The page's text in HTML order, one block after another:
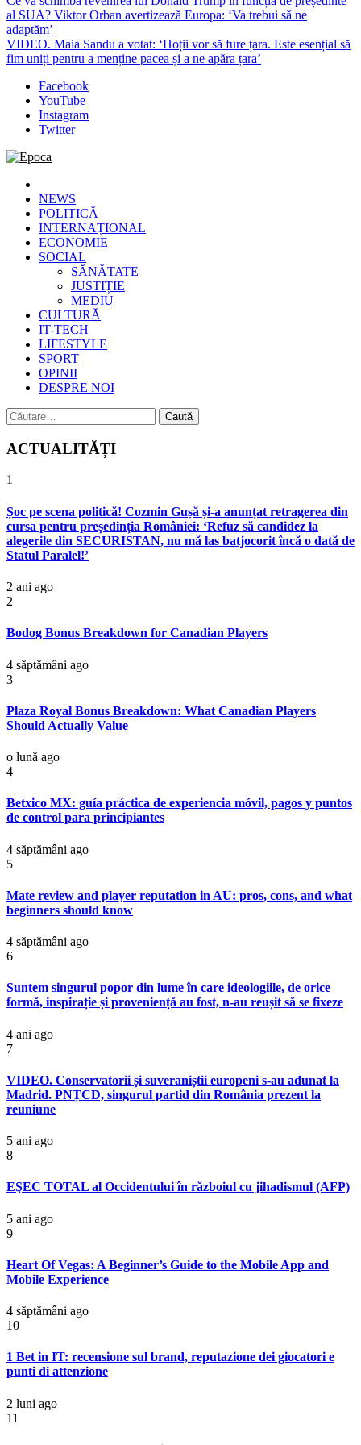
al SUA? Viktor Orban avertizează Europa: ‘Va trebui să ne
adaptăm’
VIDEO. Maia Sandu a votat: ‘Hoții vor să fure țara. Este esențial să
fim uniți pentru a menține pacea și a ne apăra țara’
Facebook
YouTube
Instagram
Twitter
Epoca
Cele mai noi știri online din România
NEWS
POLITICĂ
INTERNAȚIONAL
ECONOMIE
SOCIAL
SĂNĂTATE
JUSTIȚIE
MEDIU
CULTURĂ
IT-TECH
LIFESTYLE
SPORT
OPINII
DESPRE NOI
Caută
după:
ACTUALITĂȚI
1
Șoc pe scena politică! Cozmin Gușă și-a anunțat retragerea din
cursa pentru președinția României: ‘Refuz să candidez la
alegerile din SECURISTAN, nu mă las batjocorit încă o dată de
Statul Paralel!’
2 ani ago
2
Bodog Bonus Breakdown for Canadian Players
4 săptămâni ago
3
Plaza Royal Bonus Breakdown: What Canadian Players
Should Actually Value
o lună ago
4
Betxico MX: guía práctica de experiencia móvil, pagos y puntos
de control para principiantes
4 săptămâni ago
5
Mate review and player reputation in AU: pros, cons, and what
beginners should know
4 săptămâni ago
6
Suntem singurul popor din lume în care ideologiile, de orice
formă, inspirație și proveniență au fost, n-au reușit să se fixeze
4 ani ago
7
VIDEO. Conservatorii și suveraniștii europeni s-au adunat la
Madrid. PNȚCD, singurul partid din România prezent la
reuniune
5 ani ago
8
EŞEC TOTAL al Occidentului în războiul cu jihadismul (AFP)
5 ani ago
9
Heart Of Vegas: A Beginner’s Guide to the Mobile App and
Mobile Experience
4 săptămâni ago
10
1 Bet in IT: recensione sul brand, reputazione dei giocatori e
punti di attenzione
2 luni ago
11